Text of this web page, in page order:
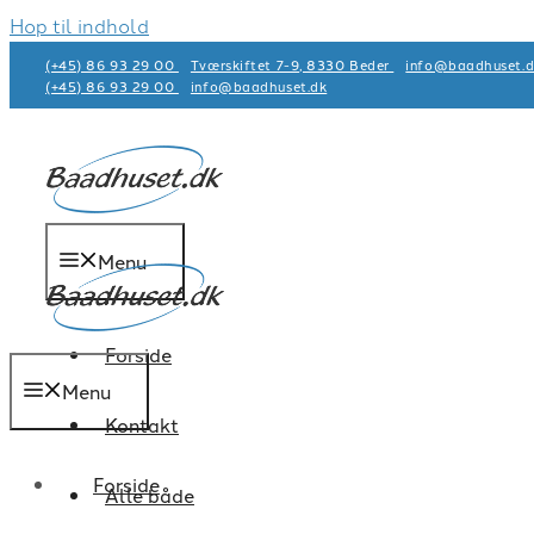
Hop til indhold
(+45) 86 93 29 00 Tværskiftet 7-9, 8330 Beder
(+45) 86 93 29 00
info@baadhuset.dk​
Menu
Forside
Kontakt
Alle både
Menu
Forside